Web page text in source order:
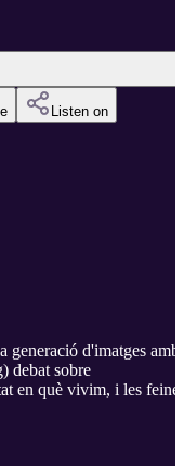
Listen on
generació d'imatges amb
debat sobre
en què vivim, i les